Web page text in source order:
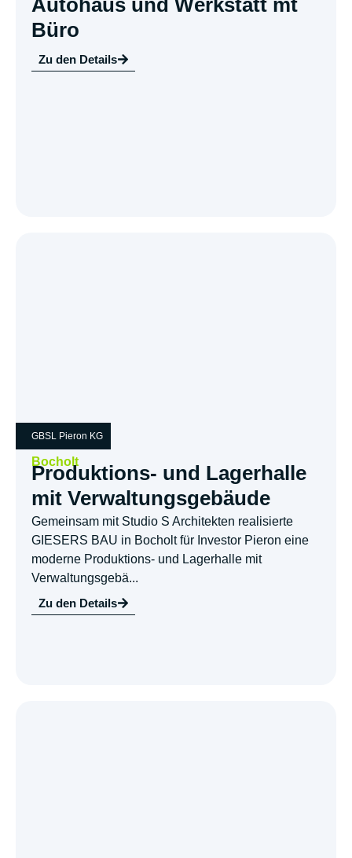
Autohaus und Werkstatt mt
Büro
Zu den Details
GBSL Pieron KG
Bocholt
Produktions- und Lagerhalle
mit Verwaltungsgebäude
Gemeinsam mit Studio S Architekten realisierte
GIESERS BAU in Bocholt für Investor Pieron eine
moderne Produktions- und Lagerhalle mit
Verwaltungsgebä...
Zu den Details